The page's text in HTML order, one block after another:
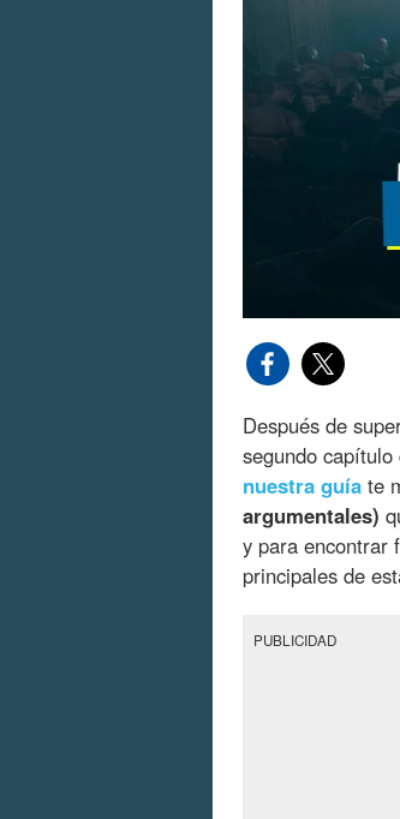
Después de
segundo capítulo
nuestra guía te
argumentales)
y para encontrar
principales de
PUBLICIDAD